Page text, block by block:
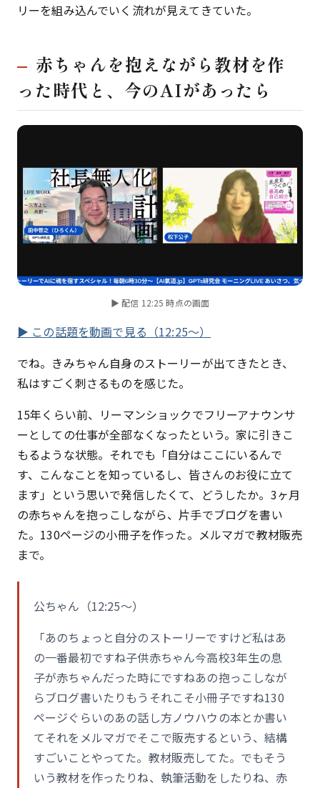
リーを組み込んでいく流れが見えてきていた。
赤ちゃんを抱えながら教材を作
った時代と、今のAIがあったら
▶ 配信 12:25 時点の画面
▶ この話題を動画で見る（12:25〜）
でね。きみちゃん自身のストーリーが出てきたとき、
私はすごく刺さるものを感じた。
15年くらい前、リーマンショックでフリーアナウンサ
ーとしての仕事が全部なくなったという。家に引きこ
もるような状態。それでも「自分はここにいるんで
す、こんなことを知っているし、皆さんのお役に立て
ます」という思いで発信したくて、どうしたか。3ヶ月
の赤ちゃんを抱っこしながら、片手でブログを書い
た。130ページの小冊子を作った。メルマガで教材販売
まで。
公ちゃん（12:25〜）
「あのちょっと自分のストーリーですけど私はあ
の一番最初ですね子供赤ちゃん今高校3年生の息
子が赤ちゃんだった時にですねあの抱っこしなが
らブログ書いたりもうそれこそ小冊子ですね130
ページぐらいのあの話し方ノウハウの本とか書い
てそれをメルマガでそこで販売するという、結構
すごいことやってた。教材販売してた。でもそう
いう教材を作ったりね、執筆活動をしたりね、赤